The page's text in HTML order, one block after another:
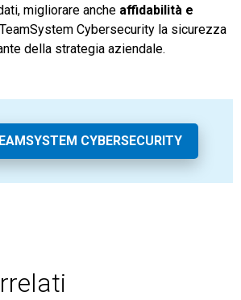
migliorare anche affidabilità e
Cybersecurity la sicurezza
della strategia aziendale.
CYBERSECURITY